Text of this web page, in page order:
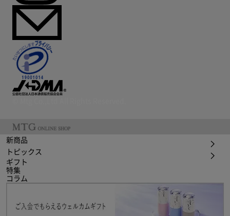
新商品
トピックス
ギフト
特集
コラム